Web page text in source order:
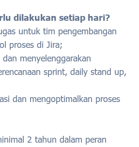
dilakukan setiap hari?
untuk tim pengembangan
proses di Jira;
dan menyelenggarakan
sprint, daily stand up,
dan mengoptimalkan proses
2 tahun dalam peran